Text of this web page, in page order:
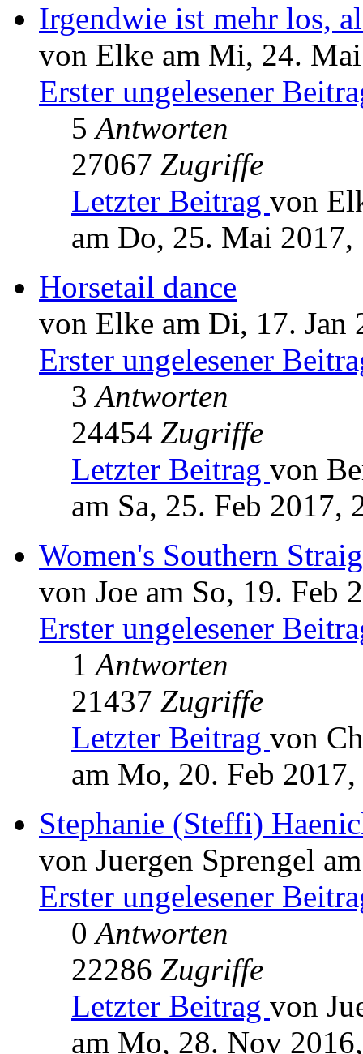
Irgendwie ist mehr los,
von Elke am Mi, 24.
Erster ungelesener
5Antworten
27067 Zugriffe
Letzter Beitrag von
am Do, 25. Mai 2017,
Horsetail dance
von Elke am Di, 17. Jan
Erster ungelesener
3Antworten
24454 Zugriffe
Letzter Beitrag von
am Sa, 25. Feb 2017,
Women's Southern
von Joe am So, 19. Feb
Erster ungelesener
1Antworten
21437 Zugriffe
Letzter Beitrag von
am Mo, 20. Feb
Stephanie (Steffi)
von Juergen Sprengel
Erster ungelesener
0Antworten
22286 Zugriffe
Letzter Beitrag von
am Mo, 28. Nov